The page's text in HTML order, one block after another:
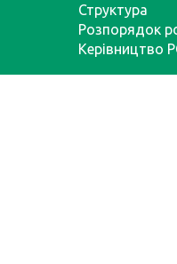
Структура
Розпорядок
Керівництво